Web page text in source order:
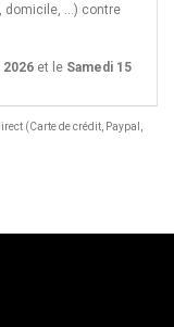
domicile, ...) contre
et le Samedi 15
(Carte de crédit, Paypal,